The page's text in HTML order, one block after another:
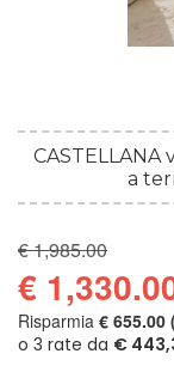
CASTELLANA
a
€ 1,985.00
€
Risparmia € 655.00